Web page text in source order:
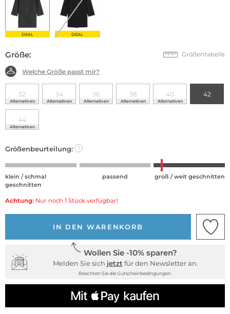
DEAL DEAL
Größe: Größentabelle
Welche Größe passt mir?
32
Alternativen
34
Alternativen
36
Alternativen
38
Alternativen
40
Alternativen
42
44
Alternativen
Größenbeurteilung: ?
klein / schmal
geschnitten
passend groß / weit geschnitten
Achtung: Nur noch 1 Stück verfügbar!
IN DEN WARENKORB
Wollen Sie -10% sparen?
Melden Sie sich jetzt für den Newsletter an.
Beachten Sie die Gutscheinbedingungen.